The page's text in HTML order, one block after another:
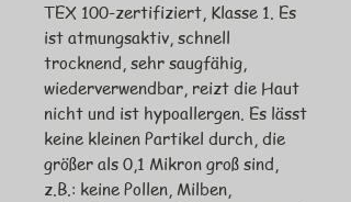
TEX 100-zertifiziert, Klasse 1. Es
ist atmungsaktiv, schnell
trocknend, sehr saugfähig,
wiederverwendbar, reizt die Haut
nicht und ist hypoallergen. Es lässt
keine kleinen Partikel durch, die
größer als 0,1 Mikron groß sind,
z.B.: keine Pollen, Milben,